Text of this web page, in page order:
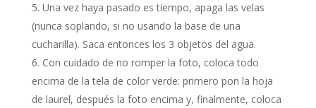
Una vez haya pasado es tiempo, apaga las velas
(nunca soplando, si no usando la base de una
cucharilla). Saca entonces los 3 objetos del agua.
Con cuidado de no romper la foto, coloca todo
encima de la tela de color verde: primero pon la hoja
de laurel, después la foto encima y, finalmente, coloca